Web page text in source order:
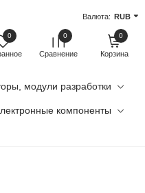
Валюта: RUB
0 0
Сравнение
0
Корзина
модули разработки
компоненты